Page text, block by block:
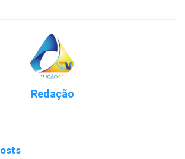
Redação